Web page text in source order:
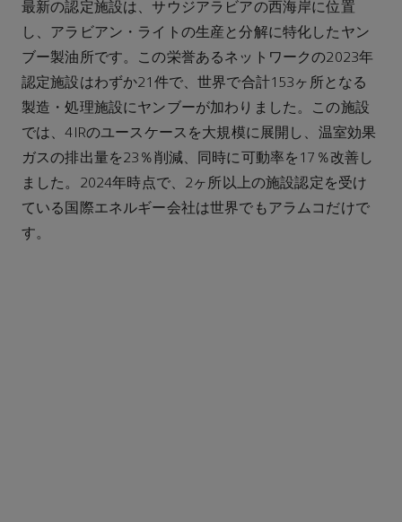
最新の認定施設は、サウジアラビアの西海岸に位置
し、アラビアン・ライトの生産と分解に特化したヤン
ブー製油所です。この栄誉あるネットワークの2023年
認定施設はわずか21件で、世界で合計153ヶ所となる
製造・処理施設にヤンブーが加わりました。この施設
では、4IRのユースケースを大規模に展開し、温室効果
ガスの排出量を23％削減、同時に可動率を17％改善し
ました。2024年時点で、2ヶ所以上の施設認定を受け
ている国際エネルギー会社は世界でもアラムコだけで
す。